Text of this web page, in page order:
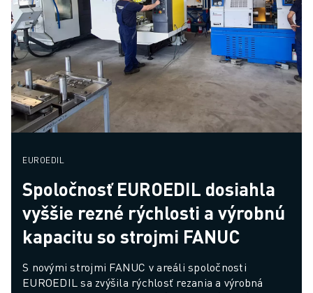
EUROEDIL
Spoločnosť EUROEDIL dosiahla
vyššie rezné rýchlosti a výrobnú
kapacitu so strojmi FANUC
S novými strojmi FANUC v areáli spoločnosti
EUROEDIL sa zvýšila rýchlosť rezania a výrobná